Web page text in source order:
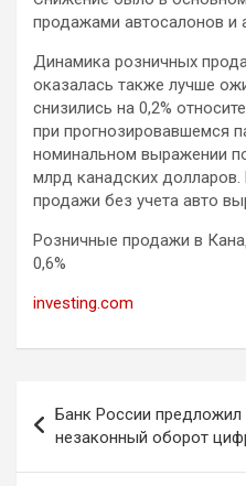
продажами автосалонов и
Динамика розничных
оказалась также лучше
снизились на 0,2%
при прогнозировавшемся
номинальном выражении
млрд канадских
продажи без учета авто
Розничные продажи в
0,6%
investing.com
по
записям
Банк России предложил
незаконный оборот